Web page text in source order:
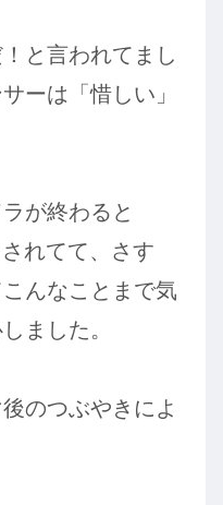
と言われてまし
ーは「惜しい」
が終わると
れてて、さす
んなことまで気
ました。
のつぶやきによ